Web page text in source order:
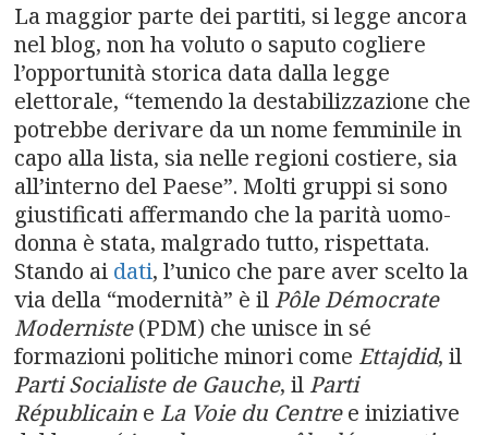
La maggior parte dei partiti, si legge ancora
nel blog, non ha voluto o saputo cogliere
l’opportunità storica data dalla legge
elettorale, “temendo la destabilizzazione che
potrebbe derivare da un nome femminile in
capo alla lista, sia nelle regioni costiere, sia
all’interno del Paese”. Molti gruppi si sono
giustificati affermando che la parità uomo-
donna è stata, malgrado tutto, rispettata.
Stando ai dati, l’unico che pare aver scelto la
via della “modernità” è il Pôle Démocrate
Moderniste(PDM) che unisce in sé
formazioni politiche minori come Ettajdid, il
Parti Socialiste de Gauche, il Parti
Républicain e La Voie du Centree iniziative